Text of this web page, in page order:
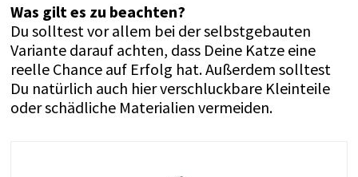
Was gilt es zu beachten?
Du solltest vor allem bei der selbstgebauten
Variante darauf achten, dass Deine Katze eine
reelle Chance auf Erfolg hat. Außerdem solltest
Du natürlich auch hier verschluckbare Kleinteile
oder schädliche Materialien vermeiden.